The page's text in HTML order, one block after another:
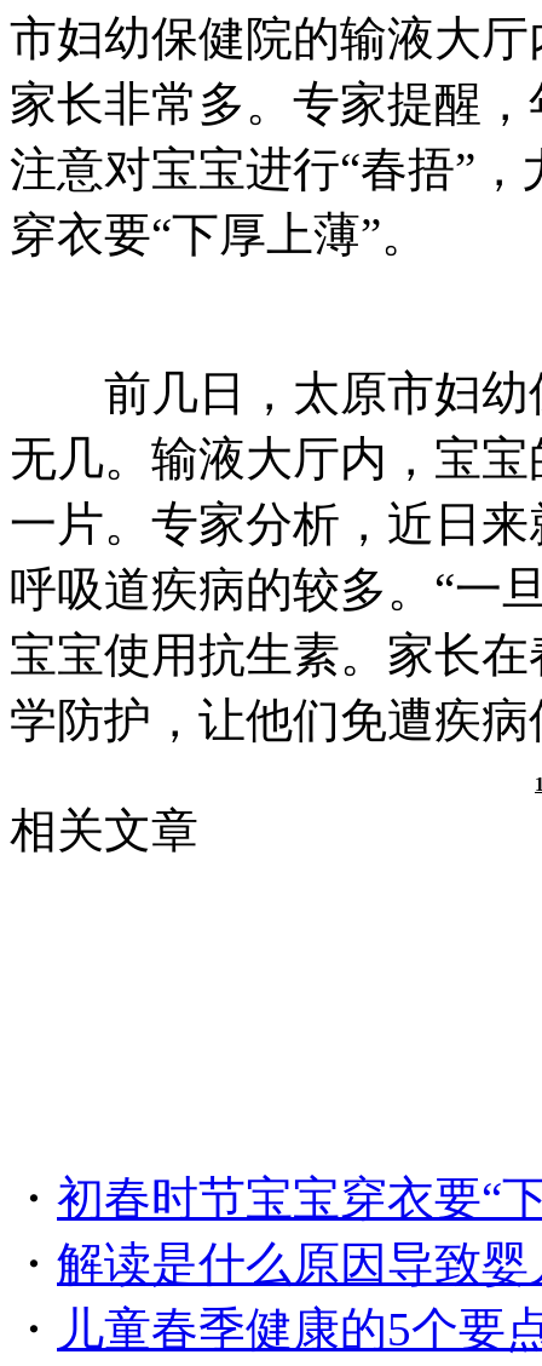
市妇幼保健院的输液大
家长非常多。专家提醒
注意对宝宝进行“春捂”
穿衣要“下厚上薄”。
前几日，太原市妇幼
无几。输液大厅内，宝
一片。专家分析，近日
呼吸道疾病的较多。“一
宝宝使用抗生素。家长
学防护，让他们免遭疾病
相关文章
・ 初春时节宝宝穿衣要“
・ 解读是什么原因导致婴
・ 儿童春季健康的5个要